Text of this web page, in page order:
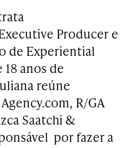
Producer e
de Experiential
anos de
reúne
R/GA
Saatchi &
por fazer a